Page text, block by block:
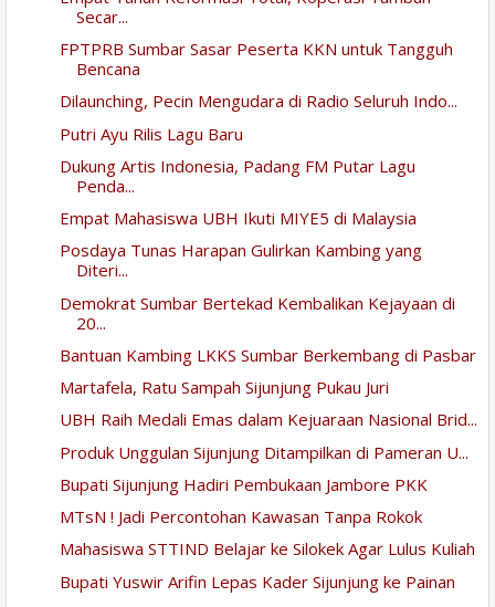
Secar...
FPTPRB Sumbar Sasar Peserta KKN untuk Tangguh
Bencana
Dilaunching, Pecin Mengudara di Radio Seluruh Indo...
Putri Ayu Rilis Lagu Baru
Dukung Artis Indonesia, Padang FM Putar Lagu
Penda...
Empat Mahasiswa UBH Ikuti MIYE5 di Malaysia
Posdaya Tunas Harapan Gulirkan Kambing yang
Diteri...
Demokrat Sumbar Bertekad Kembalikan Kejayaan di
20...
Bantuan Kambing LKKS Sumbar Berkembang di Pasbar
Martafela, Ratu Sampah Sijunjung Pukau Juri
UBH Raih Medali Emas dalam Kejuaraan Nasional Brid...
Produk Unggulan Sijunjung Ditampilkan di Pameran U...
Bupati Sijunjung Hadiri Pembukaan Jambore PKK
MTsN ! Jadi Percontohan Kawasan Tanpa Rokok
Mahasiswa STTIND Belajar ke Silokek Agar Lulus Kuliah
Bupati Yuswir Arifin Lepas Kader Sijunjung ke Painan